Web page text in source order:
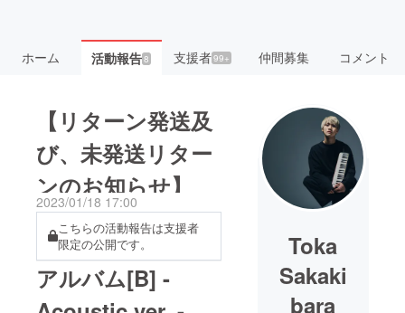
ホーム 活動報告8 支援者99+ 仲間募集 コメント
【リターン発送及
び、未発送リター
ンのお知らせ】
2023/01/18 17:00
こちらの活動報告は支援者
限定の公開です。
アルバム[B] -
Toka
Sakaki
bara